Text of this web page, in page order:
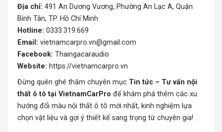
Địa chỉ: 491 An Dương Vương, Phường An Lạc A, Quận
Bình Tân, TP. Hồ Chí Minh
Hotline: 0333.319.669
Email: vietnamcarpro.vn@gmail.com
Facebook: Thaingacaraudio
Website: https://vietnamcarpro.vn
Đừng quên ghé thăm chuyên mục Tin tức – Tư vấn nội
thất ô tô tại VietnamCarPro để khám phá thêm các xu
hướng đổi màu nội thất ô tô mới nhất, kinh nghiệm lựa
chọn vật liệu và gợi ý thiết kế sang trọng từ chuyên gia!